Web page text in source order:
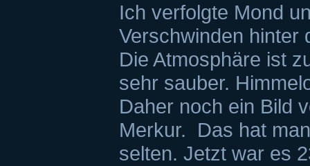
Ich verfolgte Mond
Verschwinden
Die Atmosphäre ist
sehr sauber.
Daher noch ein Bild
Merkur. Das hat
selten. Jetzt war es